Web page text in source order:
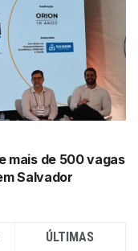
tanto que hoje
também formação
superior. Nossa
para o
que são mais
por
construção civil,
áreas”,
mais de 500 vagas
Salvador
ÚLTIMAS